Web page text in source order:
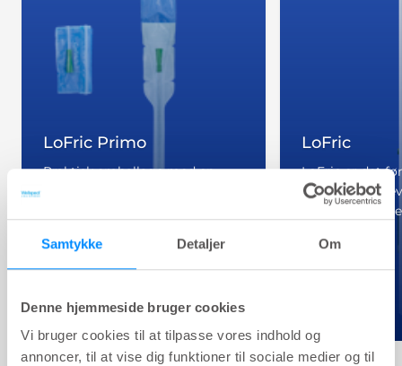
Samtykke Detaljer Om
Denne hjemmeside bruger cookies
Vi bruger cookies til at tilpasse vores indhold og
annoncer, til at vise dig funktioner til sociale medier og til
LoFric Primo
Praktisk emballage med en
foldbart og diskret at have med
sig.
LoFric
LoFric er det
kateter, der